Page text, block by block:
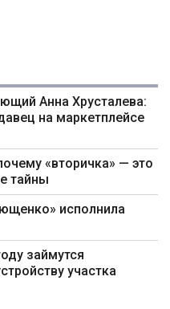
Анна Хрусталева:
на маркетплейсе
«вторичка» — это
тайны
исполнила
займутся
участка